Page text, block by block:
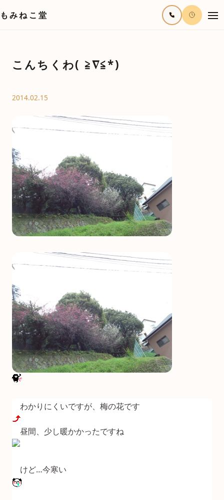
もみねこ堂
こんちくわ( ≧∇≦*)
2014.02.15
わかりにくいですが、梅の花です
昼間、少し暖かかったですね
けど…今寒い